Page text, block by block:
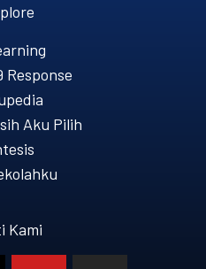
Response
Aku Pilih
Kami